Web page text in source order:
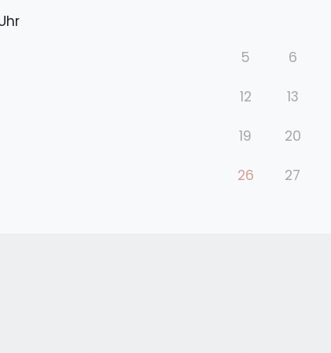
5 6
12 13
19 20
26 27